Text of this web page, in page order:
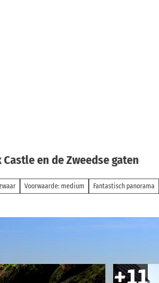
en de Zweedse gaten
Voorwaarde: medium Fantastisch panorama